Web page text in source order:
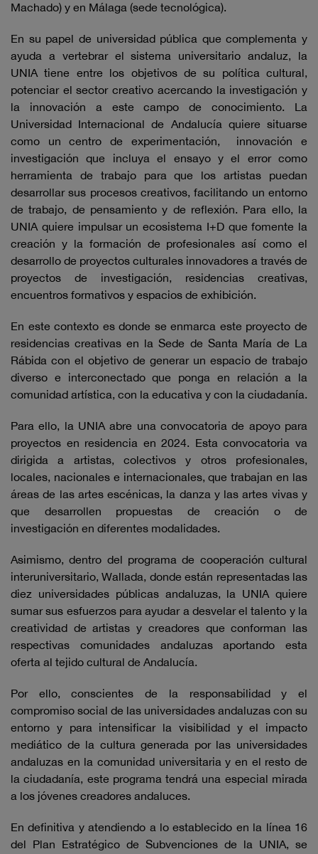
Machado) y en Málaga (sede tecnológica).
En su papel de universidad pública que complementa y
ayuda a vertebrar el sistema universitario andaluz, la
UNIA tiene entre los objetivos de su política cultural,
potenciar el sector creativo acercando la investigación y
la innovación a este campo de conocimiento. La
Universidad Internacional de Andalucía quiere situarse
como un centro de experimentación, innovación e
investigación que incluya el ensayo y el error como
herramienta de trabajo para que los artistas puedan
desarrollar sus procesos creativos, facilitando un entorno
de trabajo, de pensamiento y de reflexión. Para ello, la
UNIA quiere impulsar un ecosistema I+D que fomente la
creación y la formación de profesionales así como el
desarrollo de proyectos culturales innovadores a través de
proyectos de investigación, residencias creativas,
encuentros formativos y espacios de exhibición.
En este contexto es donde se enmarca este proyecto de
residencias creativas en la Sede de Santa María de La
Rábida con el objetivo de generar un espacio de trabajo
diverso e interconectado que ponga en relación a la
comunidad artística, con la educativa y con la ciudadanía.
Para ello, la UNIA abre una convocatoria de apoyo para
proyectos en residencia en 2024. Esta convocatoria va
dirigida a artistas, colectivos y otros profesionales,
locales, nacionales e internacionales, que trabajan en las
áreas de las artes escénicas, la danza y las artes vivas y
que desarrollen propuestas de creación o de
investigación en diferentes modalidades.
Asimismo, dentro del programa de cooperación cultural
interuniversitario, Wallada, donde están representadas las
diez universidades públicas andaluzas, la UNIA quiere
sumar sus esfuerzos para ayudar a desvelar el talento y la
creatividad de artistas y creadores que conforman las
respectivas comunidades andaluzas aportando esta
oferta al tejido cultural de Andalucía.
Por ello, conscientes de la responsabilidad y el
compromiso social de las universidades andaluzas con su
entorno y para intensificar la visibilidad y el impacto
mediático de la cultura generada por las universidades
andaluzas en la comunidad universitaria y en el resto de
la ciudadanía, este programa tendrá una especial mirada
a los jóvenes creadores andaluces.
En definitiva y atendiendo a lo establecido en la línea 16
del Plan Estratégico de Subvenciones de la UNIA, se